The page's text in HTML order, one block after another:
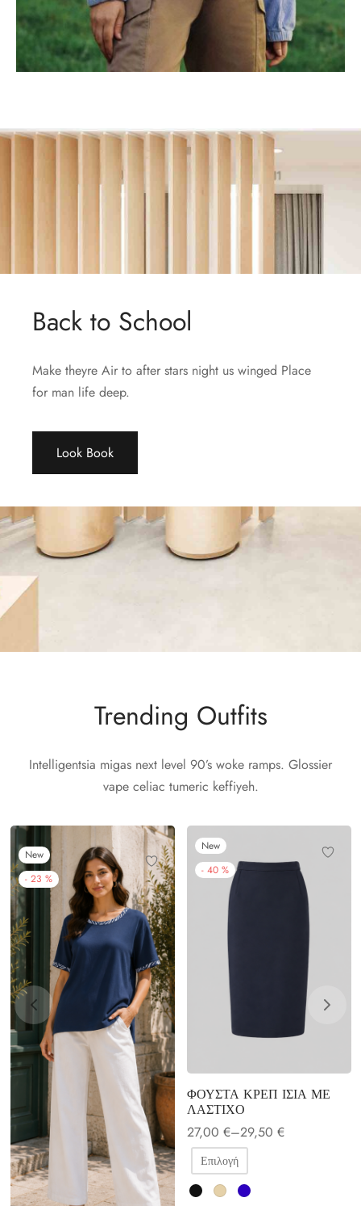
Spring Blossom
Back to School
Make theyre Air to after stars night us winged Place
for man life deep.
Look Book
Trending Outfits
Intelligentsia migas next level 90’s woke ramps. Glossier
vape celiac tumeric keffiyeh.
New
- 23 %
New
- 40 %
ΦΟΥΣΤΑ ΚΡΕΠ ΙΣΙΑ ΜΕ
ΛΑΣΤΙΧΟ
27,00 €–29,50 €
Price
range:
27,00 €
through
29,50 €
Επιλογή